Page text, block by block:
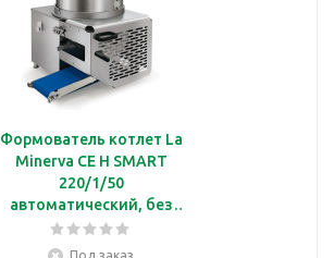
Формователь котлет La
Minerva CE H SMART
220/1/50
автоматический, без
барабана, с
производительностью
Под заказ